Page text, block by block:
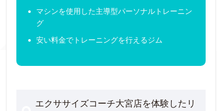
マシンを使用した主導型パーソナルトレーニン
グ
安い料金でトレーニングを行えるジム
エクササイズコーチ大宮店を体験したリ